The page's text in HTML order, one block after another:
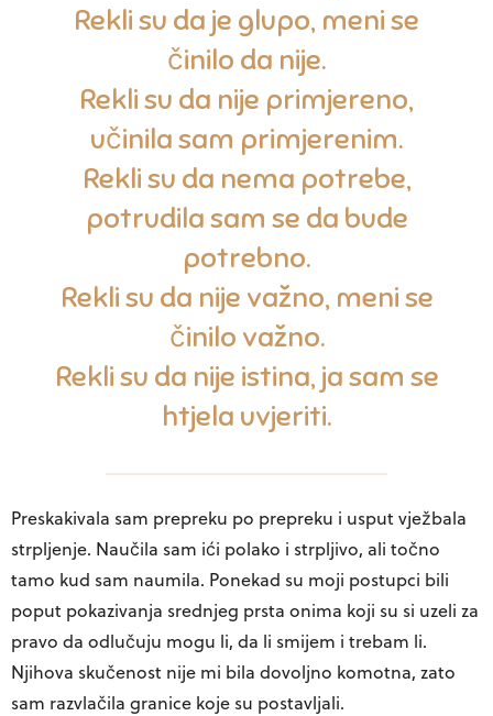
Rekli su da je glupo, meni se
činilo da nije.
Rekli su da nije primjereno,
učinila sam primjerenim.
Rekli su da nema potrebe,
potrudila sam se da bude
potrebno.
Rekli su da nije važno, meni se
činilo važno.
Rekli su da nije istina, ja sam se
htjela uvjeriti.
Preskakivala sam prepreku po prepreku i usput vježbala
strpljenje. Naučila sam ići polako i strpljivo, ali točno
tamo kud sam naumila. Ponekad su moji postupci bili
poput pokazivanja srednjeg prsta onima koji su si uzeli za
pravo da odlučuju mogu li, da li smijem i trebam li.
Njihova skučenost nije mi bila dovoljno komotna, zato
sam razvlačila granice koje su postavljali.